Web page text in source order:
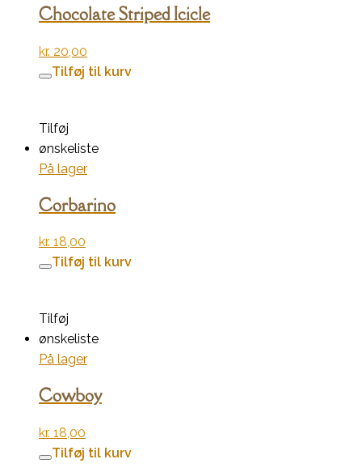
Chocolate Striped Icicle
kr. 20,00
Tilføj til kurv
Tilføj
ønskeliste
På lager
Corbarino
kr. 18,00
Tilføj til kurv
Tilføj
ønskeliste
På lager
Cowboy
kr. 18,00
Tilføj til kurv